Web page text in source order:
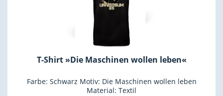
T-Shirt »Die Maschinen wollen leben«
Farbe: Schwarz Motiv: Die Maschinen wollen leben
Material: Textil